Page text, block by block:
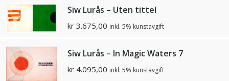
Siw Lurås – Uten tittel
kr 3.675,00 inkl. 5% kunstavgift
Siw Lurås – In Magic Waters 7
kr 4.095,00 inkl. 5% kunstavgift